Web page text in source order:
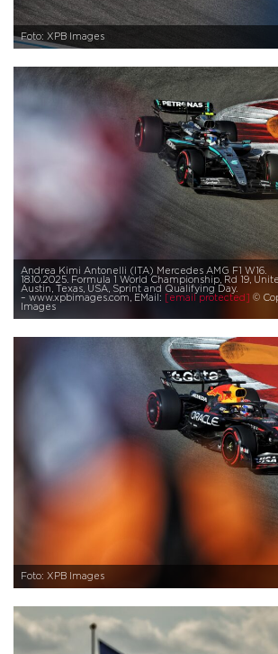
Foto: XPB Images
Andrea Kimi Antonelli (ITA) Mercedes AMG F1 W16.
18.10.2025. Formula 1 World Championship, Rd 19,
Austin, Texas, USA, Sprint and Qualifying Day.
– www.xpbimages.com, EMail:
[email protected]
©
Images
Foto: XPB Images